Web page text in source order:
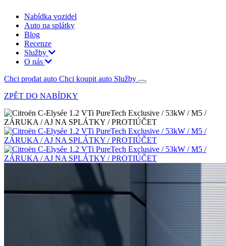
Nabídka vozidel
Auto na splátky
Blog
Recenze
Služby
O nás
Chci prodat auto Chci koupit auto Služby
ZPĚT DO NABÍDKY